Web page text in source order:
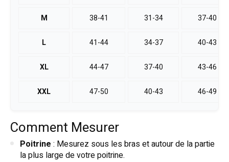
M 38-41 31-34 37-40
L 41-44 34-37 40-43
XL 44-47 37-40 43-46
XXL 47-50 40-43 46-49
Comment Mesurer
Poitrine : Mesurez sous les bras et autour de la partie
la plus large de votre poitrine.